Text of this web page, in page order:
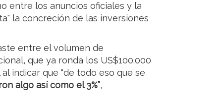
entre los anuncios oficiales y la
la concreción de las inversiones
entre el volumen de
que ya ronda los US$100.000
indicar que "de todo eso que se
algo así como el 3%”,